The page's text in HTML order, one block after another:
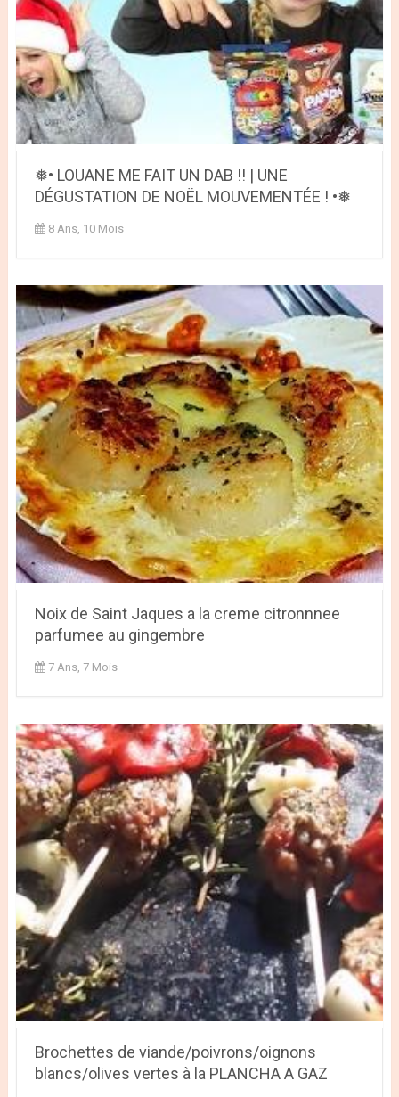
❅• LOUANE ME FAIT UN DAB !! | UNE
DÉGUSTATION DE NOËL MOUVEMENTÉE ! •❅
8 Ans, 10 Mois
Noix de Saint Jaques a la creme citronnnee
parfumee au gingembre
7 Ans, 7 Mois
Brochettes de viande/poivrons/oignons
blancs/olives vertes à la PLANCHA A GAZ